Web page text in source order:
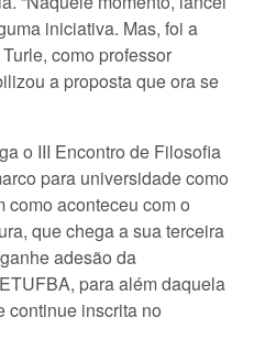
iniciativa. Mas, foi a
como professor
a proposta que ora se
o III Encontro de Filosofia
para universidade como
como aconteceu com o
que chega a sua terceira
adesão da
para além daquela
continue inscrita no